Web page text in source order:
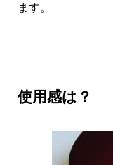
ます。
使用感は？